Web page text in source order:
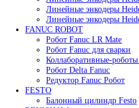
FANUC
Контроллеры Fanuc
Сервоуселители Fanuc
Энкодеры Fanuc
Fanuc PCB Плата
Серводвигатели
MITSUBISHI ELECTRIC
Сервоприводы
Серводвигатели